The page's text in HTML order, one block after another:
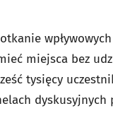
miejsca bez
tysięcy
dyskusyjnych